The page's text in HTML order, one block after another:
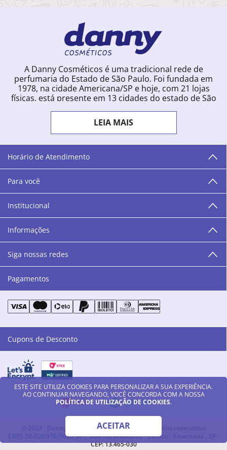
ESTE SITE UTILIZA COOKIES PARA PERSONALIZAR A SUA EXPERIÊNCIA.
AO CONTINUAR NAVEGANDO, VOCÊ CONCORDA COM A NOSSA
POLÍTICA DE UTILIZAÇÃO DE COOKIES.
ACEITAR
A Danny Cosméticos é uma tradicional rede de
perfumaria do Estado de São Paulo. Foi fundada em
1978, na cidade Americana/SP e hoje, com 21 lojas
físicas, está presente em 13 cidades do estado de São
começou a vender para todo o território brasileiro.
Com uma infinidade de marcas e a filosofia de vender
produtos que vão do popular ao luxo, a Danny
Cosméticos mantém parceria com aproximadamente
300 grandes fornecedores e lançamentos diários na
área de beleza. São 12 centros técnicos que oferecem
programação semanal de cursos e encontros.
“O varejo corre nas nossas veias como nossos valores
humanos, éticos e morais. E que o branco e o azul anil,
as cores da Danny Cosméticos, possam continuar
transmitindo paz e harmonia para todos vocês!”
LEIA MAIS
Horário de Atendimento
Para você
Institucional
Informações
Siga nossas redes
Pagamentos
Cupons de Desconto
© 2023 - Danny Cosméticos LTDA - Todos os direitos reservados
CNPJ: 50.028.976/0023-56 | Rua Rio Branco 93 - Centro - Americana , SP -
CEP: 13.465-030